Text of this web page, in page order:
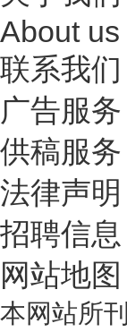
About us
联系我们
广告服务
供稿服务
法律声明
招聘信息
网站地图
本网站所